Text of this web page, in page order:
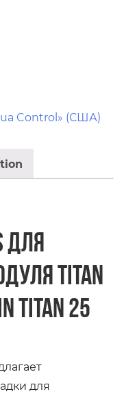
Control» (США)
для
Titan
Titan 25
для